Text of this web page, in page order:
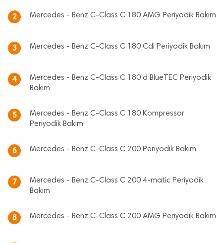
2 Mercedes - Benz C-Class C 180 AMG Periyodik Bakım
3 Mercedes - Benz C-Class C 180 Cdi Periyodik Bakım
4
Mercedes - Benz C-Class C 180 d BlueTEC Periyodik
Bakım
5
Mercedes - Benz C-Class C 180 Kompressor
Periyodik Bakım
6 Mercedes - Benz C-Class C 200 Periyodik Bakım
7
Mercedes - Benz C-Class C 200 4-matic Periyodik
Bakım
8 Mercedes - Benz C-Class C 200 AMG Periyodik Bakım